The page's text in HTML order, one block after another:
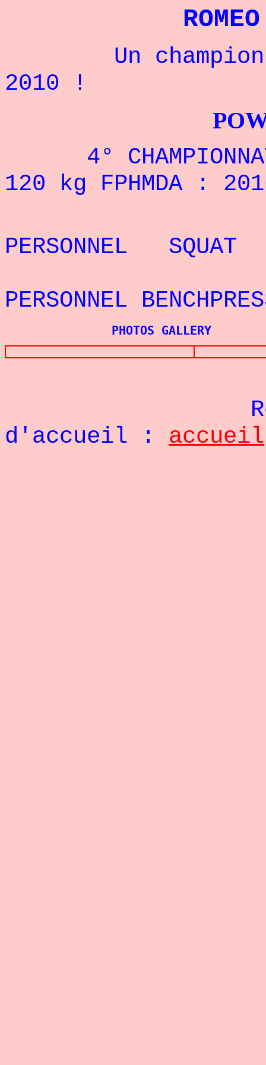
Un champion
2010 !
4° CHAMPIONNAT
120 kg FPHMDA :
PERSONNEL
PERSONNEL
PHOTOS GALLERY
d'accueil : accueil